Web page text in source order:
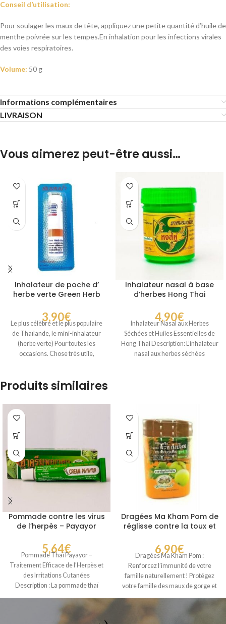
Conseil d’utilisation:
Pour soulager les maux de tête, appliquez une petite quantité d’huile de
menthe poivrée sur les tempes.En inhalation pourles infections virales
des voies respiratoires.
Volume: 50 g
Informations complémentaires
LIVRAISON
Vous aimerez peut-être aussi…
Inhalateur de poche d’
herbe verte Green Herb
3,90€
Le plus célèbre et le plus populaire
de Thaïlande, le mini-inhalateur
(herbe verte) Pour toutes les
occasions. Chose très utile,
Inhalateur nasal à base
d’herbes Hong Thai
4,90€
Inhalateur Nasal aux Herbes
Séchées et Huiles Essentielles de
Hong Thai Description: L’inhalateur
nasal aux herbes séchées
Produits similaires
Pommade contre les virus
de l’herpès – Payayor
5,64€
Pommade Thaï Payayor –
Traitement Efficace de l’Herpès et
des Irritations Cutanées
Description : La pommade thaï
Dragées Ma Kham Pom de
réglisse contre la toux et
6,90€
Dragées Ma Kham Pom :
Renforcez l’immunité de votre
famille naturellement ! Protégez
votre famille des maux de gorge et